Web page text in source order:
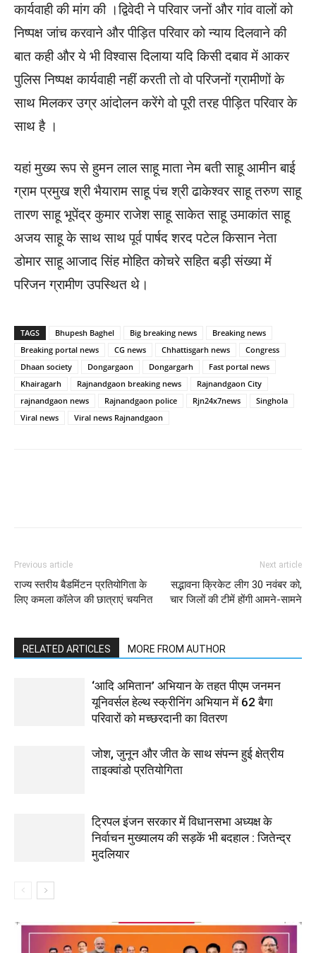
कार्यवाही की मांग की ।द्विवेदी ने परिवार जनों और गांव वालों को
निष्पक्ष जांच करवाने और पीड़ित परिवार को न्याय दिलवाने की
बात कही और ये भी विश्वास दिलाया यदि किसी दबाव में आकर
पुलिस निष्पक्ष कार्यवाही नहीं करती तो वो परिजनों ग्रामीणों के
साथ मिलकर उग्र आंदोलन करेंगे वो पूरी तरह पीड़ित परिवार के
साथ है ।
यहां मुख्य रूप से हुमन लाल साहू माता नेम बती साहू आमीन बाई
ग्राम प्रमुख श्री भैयाराम साहू पंच श्री ढाकेश्वर साहू तरुण साहू
तारण साहू भूपेंद्र कुमार राजेश साहू साकेत साहू उमाकांत साहू
अजय साहू के साथ साथ पूर्व पार्षद शरद पटेल किसान नेता
डोमार साहू आजाद सिंह मोहित कोचरे सहित बड़ी संख्या में
परिजन ग्रामीण उपस्थित थे।
TAGS Bhupesh Baghel Big breaking news
Breaking news
Breaking portal news
CG news Chhattisgarh news
Congress
Dhaan society
Dongargaon Dongargarh
Fast portal news
Khairagarh
Rajnandgaon breaking news
Rajnandgaon City
rajnandgaon news
Rajnandgaon police Rjn24x7news
Singhola
Viral news
Viral news Rajnandgaon
Previous article
राज्य स्तरीय बैडमिंटन प्रतियोगिता के
लिए कमला कॉलेज की छात्राएं चयनित
Next article
सद्भावना क्रिकेट लीग 30 नवंबर को,
चार जिलों की टीमें होंगी आमने-सामने
RELATED ARTICLES MORE FROM AUTHOR
‘आदि अमितान’ अभियान के तहत पीएम जनमन
यूनिवर्सल हेल्थ स्क्रीनिंग अभियान में 62 बैगा
परिवारों को मच्छरदानी का वितरण
जोश, जुनून और जीत के साथ संपन्न हुई क्षेत्रीय
ताइक्वांडो प्रतियोगिता
ट्रिपल इंजन सरकार में विधानसभा अध्यक्ष के
निर्वाचन मुख्यालय की सड़कें भी बदहाल : जितेन्द्र
मुदलियार